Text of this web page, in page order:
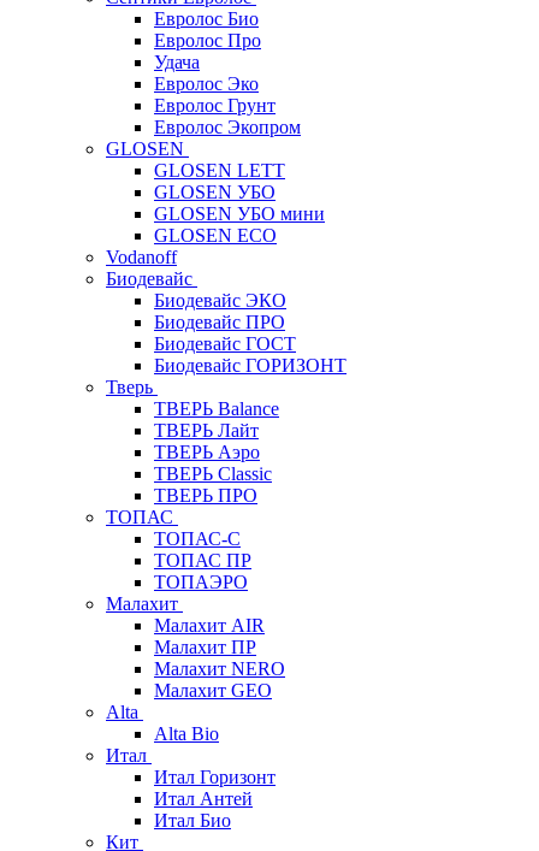
Евролос Био
Евролос Про
Удача
Евролос Эко
Евролос Грунт
Евролос Экопром
GLOSEN
GLOSEN LETT
GLOSEN УБО
GLOSEN УБО мини
GLOSEN ECO
Vodanoff
Биодевайс
Биодевайс ЭКО
Биодевайс ПРО
Биодевайс ГОСТ
Биодевайс ГОРИЗОНТ
Тверь
ТВЕРЬ Balance
ТВЕРЬ Лайт
ТВЕРЬ Аэро
ТВЕРЬ Classic
ТВЕРЬ ПРО
ТОПАС
ТОПАС-С
ТОПАС ПР
ТОПАЭРО
Малахит
Малахит AIR
Малахит ПР
Малахит NERO
Малахит GEO
Alta
Alta Bio
Итал
Итал Горизонт
Итал Антей
Итал Био
Кит